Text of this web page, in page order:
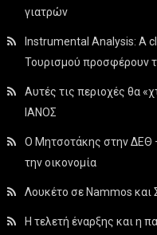
γιατρών
Instrumental Analysis: A
Τουρισμού προσφέρουν
Αυτές τις περιοχές θα
ΙΑΝΟΣ
Ο Μητσοτάκης στην ΔΕΘ
την οικονομία
Λουκέτο σε Nammos και
Η τελετή έναρξης και η